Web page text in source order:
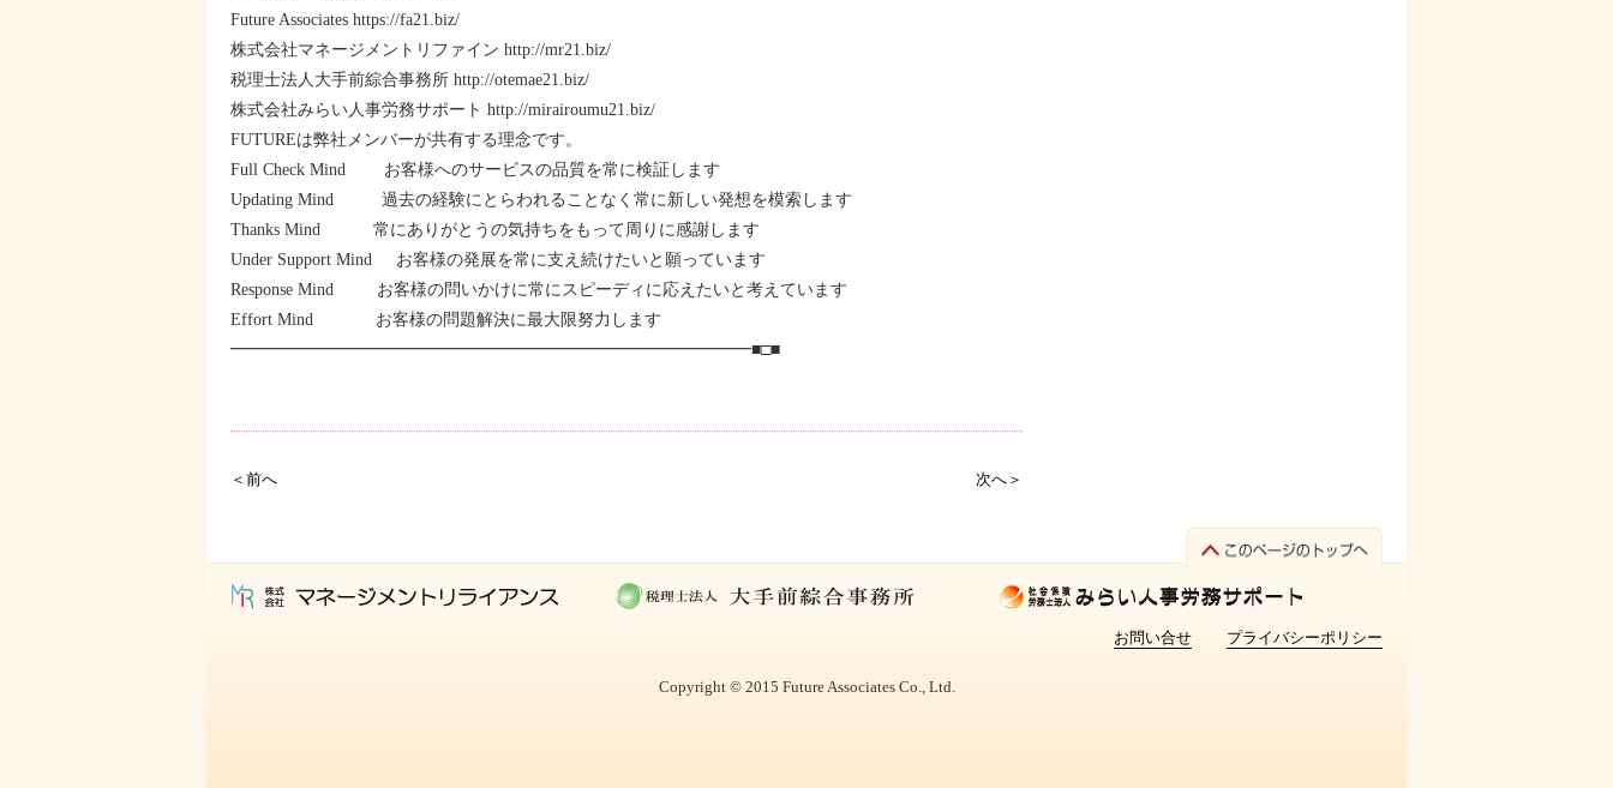
Future Associates https://fa21.biz/
株式会社マネージメントリファイン http://mr21.biz/
税理士法人大手前綜合事務所 http://otemae21.biz/
株式会社みらい人事労務サポート http://mirairoumu21.biz/
FUTUREは弊社メンバーが共有する理念です。
Full Check Mind お客様へのサービスの品質を常に検証します
Updating Mind 過去の経験にとらわれることなく常に新しい発想を模索します
Thanks Mind 常にありがとうの気持ちをもって周りに感謝します
Under Support Mind お客様の発展を常に支え続けたいと願っています
Response Mind お客様の問いかけに常にスピーディに応えたいと考えています
Effort Mind お客様の問題解決に最大限努力します
━━━━━━━━━━━━━━━━━━━━━━━━━━━━━━━■□■
＜前へ 次へ＞
お問い合せ プライバシーポリシー
Copyright © 2015 Future Associates Co., Ltd.